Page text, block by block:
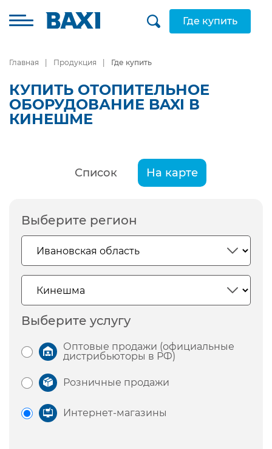
Где купить
Главная Продукция Где купить
КУПИТЬ ОТОПИТЕЛЬНОЕ
ОБОРУДОВАНИЕ BAXI В
КИНЕШМЕ
Список На карте
Выберите регион
Выберите услугу
Оптовые продажи (официальные
дистрибьюторы в РФ)
Розничные продажи
Интернет-магазины